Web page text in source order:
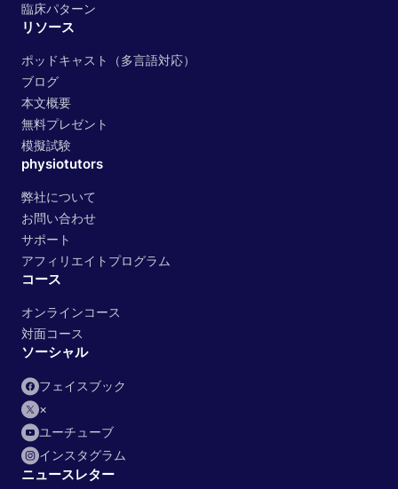
臨床パターン
リソース
ポッドキャスト（多言語対応）
ブログ
本文概要
無料プレゼント
模擬試験
physiotutors
弊社について
お問い合わせ
サポート
アフィリエイトプログラム
コース
オンラインコース
対面コース
ソーシャル
フェイスブック
×
ユーチューブ
インスタグラム
ニュースレター